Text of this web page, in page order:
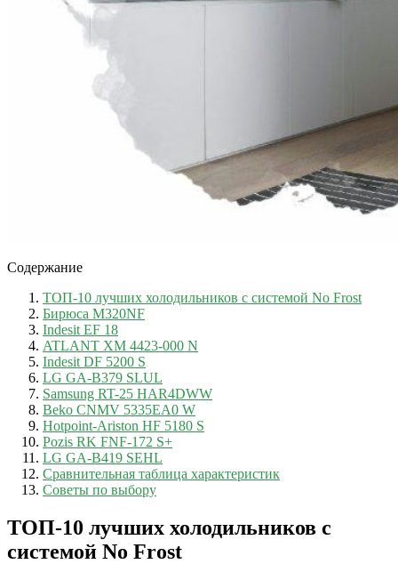
Содержание
ТОП-10 лучших холодильников с системой No Frost
Бирюса M320NF
Indesit EF 18
ATLANT ХМ 4423-000 N
Indesit DF 5200 S
LG GA-B379 SLUL
Samsung RT-25 HAR4DWW
Beko CNMV 5335EA0 W
Hotpoint-Ariston HF 5180 S
Pozis RK FNF-172 S+
LG GA-B419 SEHL
Сравнительная таблица характеристик
Советы по выбору
ТОП-10 лучших холодильников с
системой No Frost